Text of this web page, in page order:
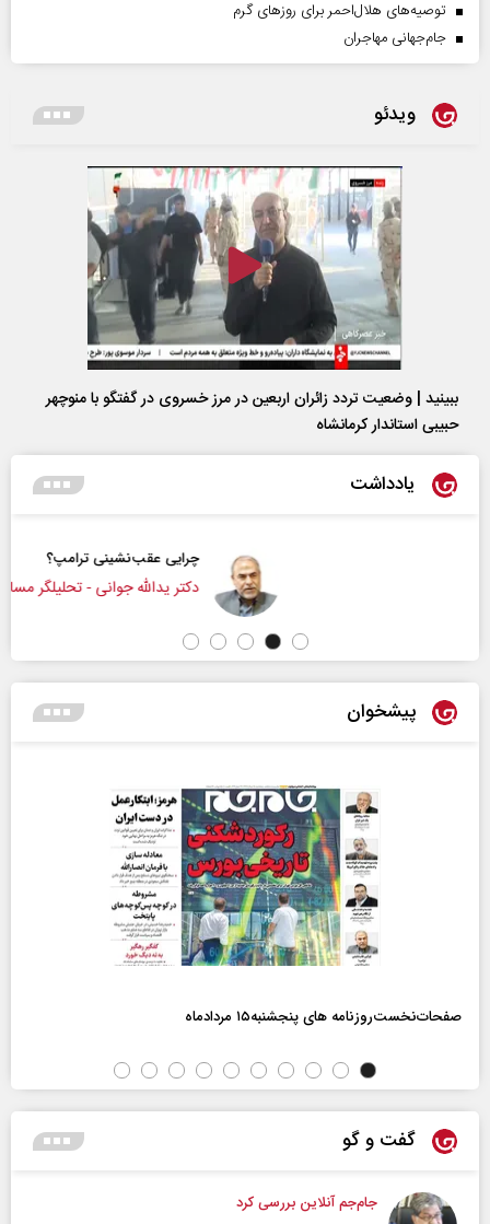
توصیه‌های هلال‌احمر برای روز‌های گرم
جام‌جهانی مهاجران
ویدئو
ببینید | وضعیت تردد زائران اربعین در مرز خسروی در گفتگو با منوچهر
حبیبی استاندار کرمانشاه
یادداشت
چرایی عقب‌نشینی ترامپ؟
دکتر یدالله جوانی - تحلیلگر مسائل سیاسی
پیشخوان
صفحات‌نخست‌روزنامه ها‌ی پنجشنبه‌۱۵ مردادماه
گفت و گو
جام‌جم آنلاین بررسی کرد